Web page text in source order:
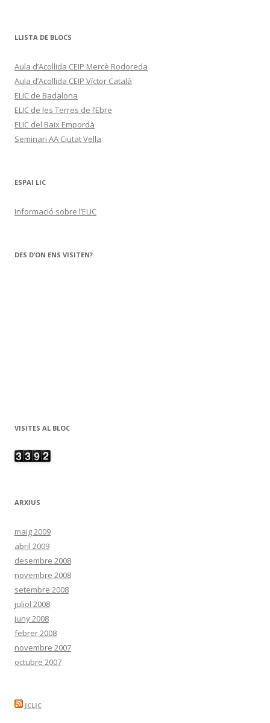
LLISTA DE BLOCS
Aula d’Acollida CEIP Mercè Rodoreda
Aula d’Acollida CEIP Víctor Català
ELIC de Badalona
ELIC de les Terres de l’Ebre
ELIC del Baix Empordà
Seminari AA Ciutat Vella
ESPAI LIC
Informació sobre l’ELIC
DES D’ON ENS VISITEN?
VISITES AL BLOC
ARXIUS
maig 2009
abril 2009
desembre 2008
novembre 2008
setembre 2008
juliol 2008
juny 2008
febrer 2008
novembre 2007
octubre 2007
JCLIC